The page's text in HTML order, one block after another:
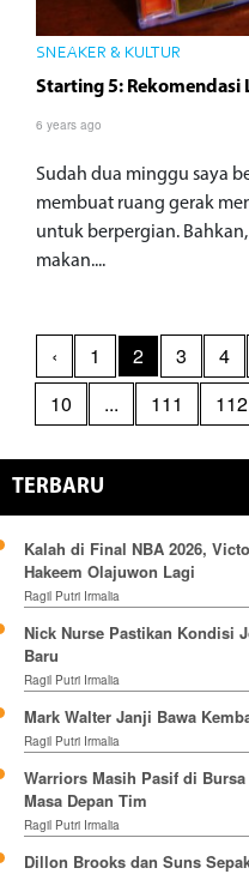
SNEAKER & KULTUR
Starting 5: Rekomendasi
6 years ago
Sudah dua minggu saya
membuat ruang gerak
untuk berpergian.
makan....
‹ 1 2 3 4
10
... 111 112
TERBARU
Kalah di Final NBA 2026,
Hakeem Olajuwon Lagi
Ragil Putri Irmalia
Nick Nurse Pastikan Kondisi
Baru
Ragil Putri Irmalia
Mark Walter Janji Bawa
Ragil Putri Irmalia
Warriors Masih Pasif di
Masa Depan Tim
Ragil Putri Irmalia
Dillon Brooks dan Suns